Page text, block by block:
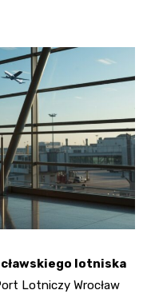
lotniska
Lotniczy Wrocław